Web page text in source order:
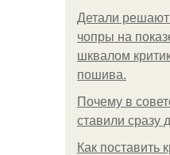
Детали
чопры на
шквалом
пошива.
Почему в
ставили сразу
Как поставить